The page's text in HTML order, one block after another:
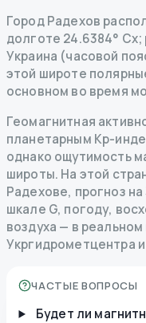
Город Радехов
долготе 24.6384° Сх;
Украина (часовой
этой широте
основном во время
Геомагнитная
планетарным Kp-
однако ощутимость
широты. На этой
Радехове, прогноз на
шкале G, погоду,
воздуха — в
Укргидрометцентра
ЧАСТЫЕ ВОПРОСЫ
Будет ли